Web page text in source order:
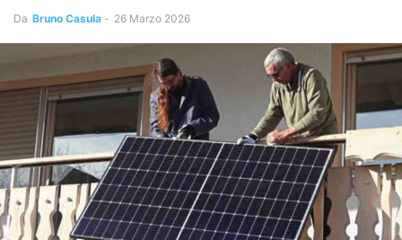
Da Bruno Casula - 26 Marzo 2026